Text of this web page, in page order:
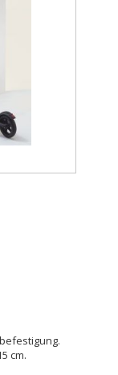
cm.